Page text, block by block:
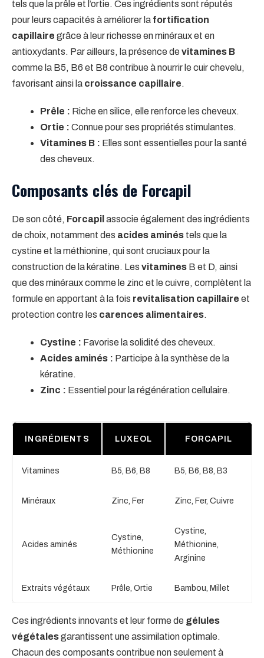
tels que la prêle et l’ortie. Ces ingrédients sont réputés
pour leurs capacités à améliorer la fortification
capillaire grâce à leur richesse en minéraux et en
antioxydants. Par ailleurs, la présence devitamines B
comme la B5, B6 et B8 contribue à nourrir le cuir chevelu,
favorisant ainsi la croissance capillaire.
Prêle : Riche en silice, elle renforce les cheveux.
Ortie : Connue pour ses propriétés stimulantes.
Vitamines B : Elles sont essentielles pour la santé
des cheveux.
Composants clés de Forcapil
De son côté, Forcapil associe également des ingrédients
de choix, notamment des acides aminés tels que la
cystine et la méthionine, qui sont cruciaux pour la
construction de la kératine. Les vitamines B et D, ainsi
que des minéraux comme le zinc et le cuivre, complètent la
formule en apportant à la fois revitalisation capillaire et
protection contre les carences alimentaires.
Cystine : Favorise la solidité des cheveux.
Acides aminés : Participe à la synthèse de la
kératine.
Zinc : Essentiel pour la régénération cellulaire.
INGRÉDIENTS LUXEOL FORCAPIL
Vitamines B5, B6, B8 B5, B6, B8, B3
Minéraux Zinc, Fer Zinc, Fer, Cuivre
Acides aminés
Cystine,
Méthionine
Cystine,
Méthionine,
Arginine
Extraits végétaux Prêle, Ortie Bambou, Millet
Ces ingrédients innovants et leur forme de gélules
végétalesgarantissent une assimilation optimale.
Chacun des composants contribue non seulement à